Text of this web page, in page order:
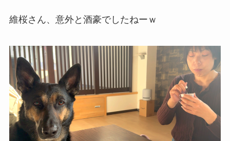
維桜さん、意外と酒豪でしたねーｗ